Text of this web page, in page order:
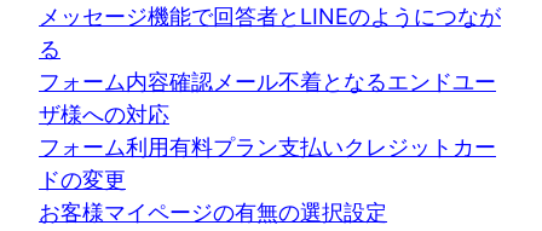
メッセージ機能で回答者とLINEのようにつなが
る
フォーム内容確認メール不着となるエンドユー
ザ様への対応
フォーム利用有料プラン支払いクレジットカー
ドの変更
お客様マイページの有無の選択設定